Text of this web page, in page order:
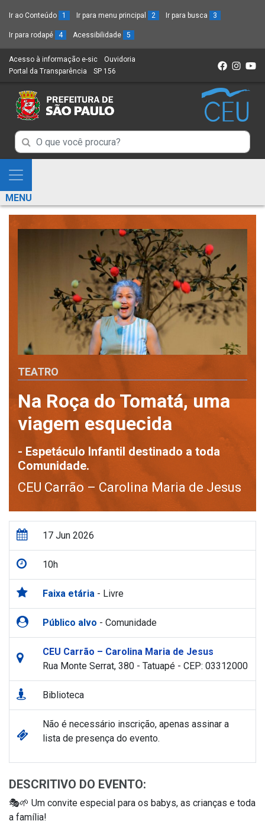
Ir ao Conteúdo 1 Ir para menu principal 2 Ir para busca 3
Ir para rodapé 4 Acessibilidade 5
Acesso à informação e-sic (Link
para
novo
sítio)
Ouvidoria
Portal da Transparência (Link
um
novo
SP 156
Campo
de
Busca
de
informações
Campo
de
de
informações
Mostra
e
Esconde
Menu
MENU
TEATRO
Na Roça do Tomatá, uma
viagem esquecida
- Espetáculo Infantil destinado a toda
Comunidade.
CEU Carrão – Carolina Maria de Jesus
17 Jun 2026
10h
Faixa etária - Livre
Público alvo - Comunidade
CEU Carrão – Carolina Maria de Jesus
Rua Monte Serrat, 380 - Tatuapé - CEP: 03312000
Biblioteca
Não é necessário inscrição, apenas assinar a
lista de presença do evento.
DESCRITIVO DO EVENTO:
🎭🌱 Um convite especial para os babys, as crianças e toda
a família!